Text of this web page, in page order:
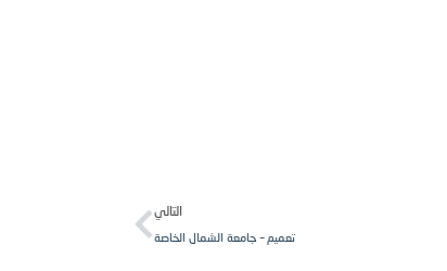
التالي
تعميم – جامعة الشمال الخاصة
Next